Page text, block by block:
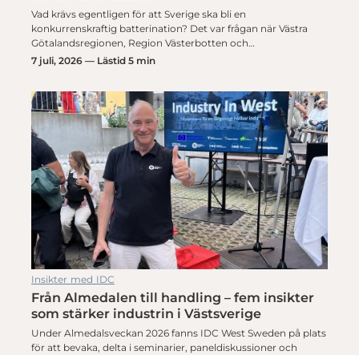
Vad krävs egentligen för att Sverige ska bli en
konkurrenskraftig batterination? Det var frågan när Västra
Götalandsregionen, Region Västerbotten och…
7 juli, 2026 — Lästid 5 min
Insikter med IDC
Från Almedalen till handling – fem insikter
som stärker industrin i Västsverige
Under Almedalsveckan 2026 fanns IDC West Sweden på plats
för att bevaka, delta i seminarier, paneldiskussioner och